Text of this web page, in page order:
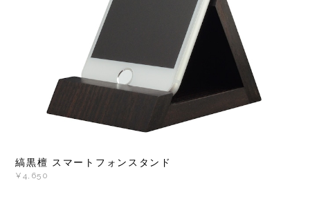
縞黒檀 スマートフォンスタンド
¥4,650